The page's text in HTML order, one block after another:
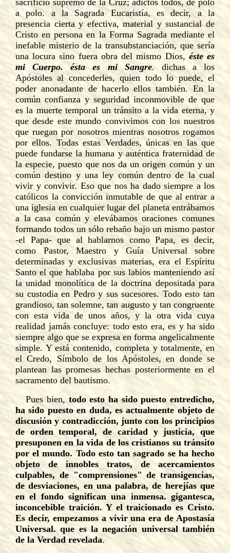
sacrificio supremo de la Cruz; adictos todos, de polo
a polo. a la Sagrada Eucaristía, es decir, a la
presencia cierta y efectiva, material y sustancial de
Cristo en persona en la Forma Sagrada mediante el
inefable misterio de la transubstanciación, que sería
una locura sino fuera obra del mismo Dios, éste es
mi Cuerpo. ésta es mi Sangre. dichas a los
Apóstoles al concederles, quien todo lo puede, el
poder anonadante de hacerlo ellos también. En la
común confianza y seguridad inconmovible de que
es la muerte temporal un tránsito a la vida eterna, y
que desde este mundo convivimos con los nuestros
que ruegan por nosotros mientras nosotros rogamos
por ellos. Todas estas Verdades, únicas en las que
puede fundarse la humana y auténtica fraternidad de
la especie, puesto que nos da un origen común y un
común destino y una ley común dentro de la cual
vivir y convivir. Eso que nos ha dado siempre a los
católicos la convicción inmutable de que al entrar a
una iglesia en cualquier lugar del planeta entrábamos
a la casa común y elevábamos oraciones comunes
formando todos un sólo rebaño bajo un mismo pastor
-el Papa- que al hablarnos como Papa, es decir,
como Pastor, Maestro y Guía Universal sobre
determinadas y exclusivas materias, era el Espíritu
Santo el que hablaba por sus labios manteniendo así
la unidad monolítica de la doctrina depositada para
su custodia en Pedro y sus sucesores. Todo esto tan
grandioso, tan solemne, tan augusto y tan congruente
con esta vida de unos años, y la otra vida cuya
realidad jamás concluye: todo esto era, es y ha sido
siempre algo que se expresa en forma angelicalmente
simple. Y está contenido, completa y totalmente, en
el Credo, Símbolo de los Apóstoles, en donde se
plantean las promesas hechas posteriormente en el
sacramento del bautismo.
Pues bien, todo esto ha sido puesto entredicho,
ha sido puesto en duda, es actualmente objeto de
discusión y contradicción, junto con los principios
de orden temporal, de caridad y justicia, que
presuponen en la vida de los cristianos su tránsito
por el mundo. Todo esto tan sagrado se ha hecho
objeto de innobles tratos, de acercamientos
culpables, de "comprensiones" de transigencias,
de desviaciones, en una palabra, de herejías que
en el fondo significan una inmensa. gigantesca,
inconcebible traición. Y el traicionado es Cristo.
Es decir, empezamos a vivir una era de Apostasía
Universal. que es la negación universal también
de la Verdad revelada.